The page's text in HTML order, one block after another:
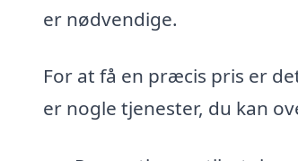
er nødvendige.
For at få en præcis pris er
er nogle tjenester, du kan